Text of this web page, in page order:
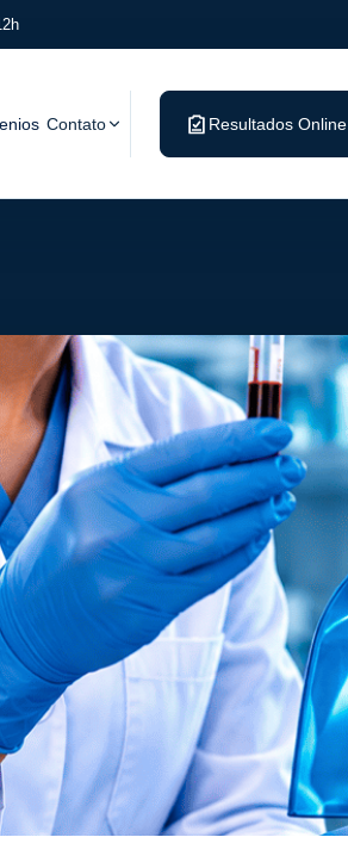
Contato Resultados Online